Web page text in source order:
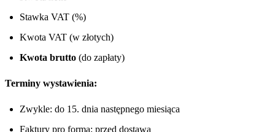
Stawka VAT (%)
Kwota VAT (w złotych)
Kwota brutto (do zapłaty)
Terminy wystawienia:
Zwykle: do 15. dnia następnego miesiąca
Faktury pro forma: przed dostawą